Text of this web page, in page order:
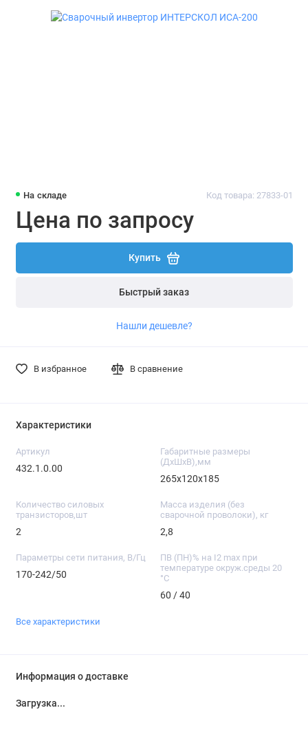
Реостаты балластные
На складе Код товара: 27833-01
Цена по запросу
Купить
Быстрый заказ
Нашли дешевле?
В избранное В сравнение
Характеристики
Артикул
432.1.0.00
Габаритные размеры
(ДхШхВ),мм
265х120х185
Количество силовых
транзисторов,шт
2
Масса изделия (без
сварочной проволоки), кг
2,8
Параметры сети питания, В/Гц
170-242/50
ПВ (ПН)% на I2 max при
температуре окруж.среды 20
°С
60 / 40
Все характеристики
Информация о доставке
Загрузка...